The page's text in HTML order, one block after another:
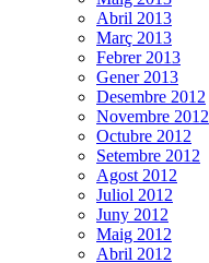
Abril 2013
Març 2013
Febrer 2013
Gener 2013
Desembre 2012
Novembre 2012
Octubre 2012
Setembre 2012
Agost 2012
Juliol 2012
Juny 2012
Maig 2012
Abril 2012